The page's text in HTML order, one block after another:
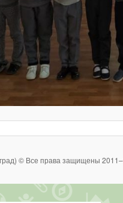
© Все права защищены